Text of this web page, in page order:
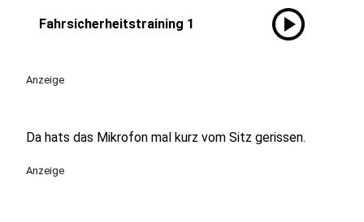
Fahrsicherheitstraining 1 play_circle
Anzeige
Da hats das Mikrofon mal kurz vom Sitz gerissen.
Anzeige